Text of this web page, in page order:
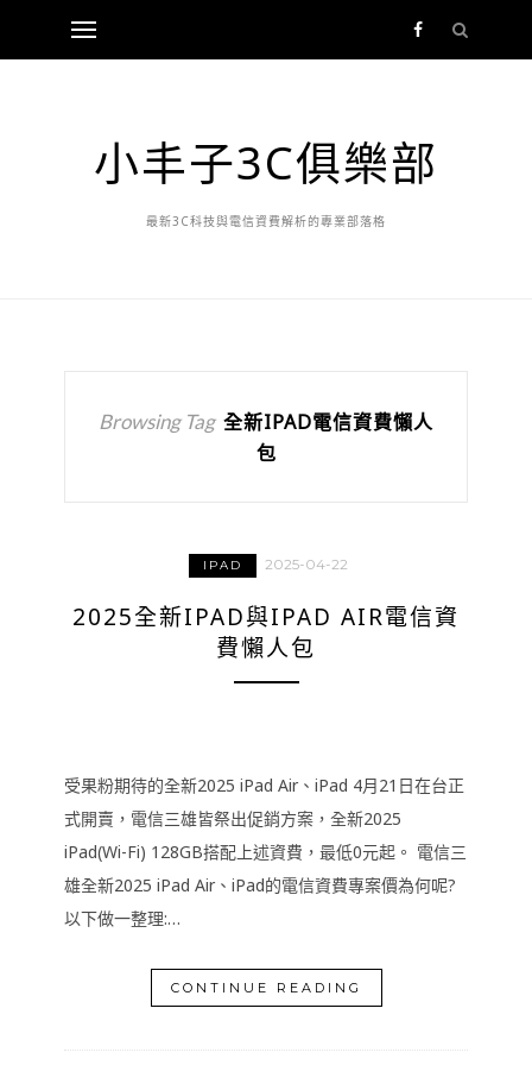
小丰子3C俱樂部
最新3C科技與電信資費解析的專業部落格
Browsing Tag 全新IPAD電信資費懶人
包
IPAD 2025-04-22
2025全新IPAD與IPAD AIR電信資
費懶人包
受果粉期待的全新2025 iPad Air、iPad 4月21日在台正
式開賣，電信三雄皆祭出促銷方案，全新2025
iPad(Wi-Fi) 128GB搭配上述資費，最低0元起。 電信三
雄全新2025 iPad Air、iPad的電信資費專案價為何呢?
以下做一整理:…
CONTINUE READING